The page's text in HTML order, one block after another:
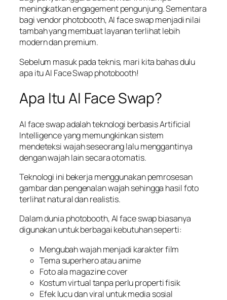
meningkatkan engagement pengunjung. Sementara
bagi vendor photobooth, AI face swap menjadi nilai
tambah yang membuat layanan terlihat lebih
modern dan premium.
Sebelum masuk pada teknis, mari kita bahas dulu
apa itu AI Face Swap photobooth!
Apa Itu AI Face Swap?
AI face swap adalah teknologi berbasis Artificial
Intelligence yang memungkinkan sistem
mendeteksi wajah seseorang lalu menggantinya
dengan wajah lain secara otomatis.
Teknologi ini bekerja menggunakan pemrosesan
gambar dan pengenalan wajah sehingga hasil foto
terlihat natural dan realistis.
Dalam dunia photobooth, AI face swap biasanya
digunakan untuk berbagai kebutuhan seperti:
Mengubah wajah menjadi karakter film
Tema superhero atau anime
Foto ala magazine cover
Kostum virtual tanpa perlu properti fisik
Efek lucu dan viral untuk media sosial